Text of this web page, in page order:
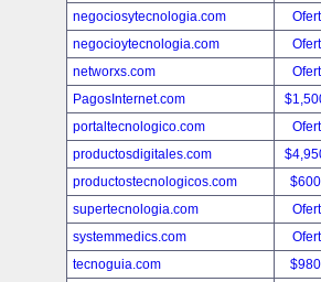
negociosytecnologia.com
negocioytecnologia.com
networxs.com
PagosInternet.com
portaltecnologico.com
productosdigitales.com
productostecnologicos.com
supertecnologia.com
systemmedics.com
tecnoguia.com